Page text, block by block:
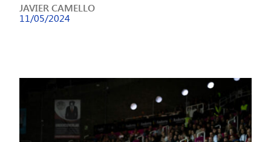
JAVIER CAMELLO
11/05/2024